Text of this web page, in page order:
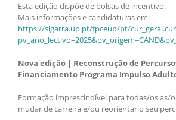
Esta edição dispõe de bolsas de incentivo.
Mais informações e candidaturas em
https://sigarra.up.pt/fpceup/pt/
Nova edição | Reconstrução de
Financiamento Programa Impulso
Formação imprescindível para todas/os as/
mudar de carreira e/ou reorientar o seu